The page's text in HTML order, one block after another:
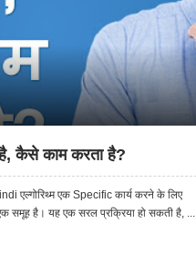
कैसे काम करता है?
एल्गोरिथ्म एक Specific कार्य करने के लिए
एक समूह है। यह एक सरल प्रक्रिया हो सकती है, ...